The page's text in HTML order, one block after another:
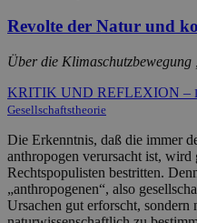
Revolte der Natur und
Über die
KRITIK UND REFLEXION –
Gesellschaftstheorie
Die Erkenntnis, daß die immer
anthropogen verursacht ist,
Rechtspopulisten bestritten.
„anthropogenen“, also
Ursachen gut erforscht,